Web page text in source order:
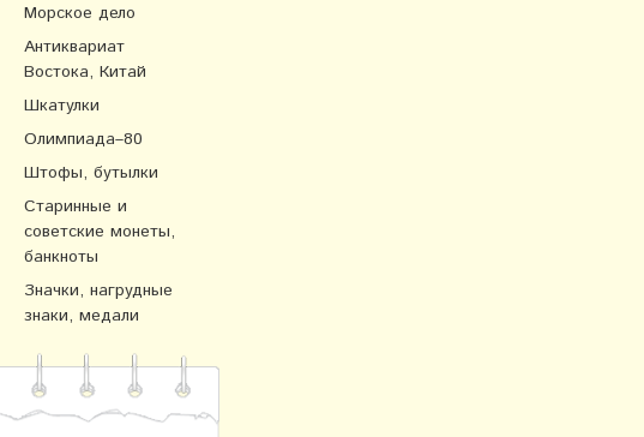
Морское дело
Антиквариат
Востока, Китай
Шкатулки
Олимпиада–80
Штофы, бутылки
Старинные и
советские монеты,
банкноты
Значки, нагрудные
знаки, медали